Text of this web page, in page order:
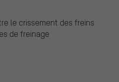
le crissement des freins
de freinage